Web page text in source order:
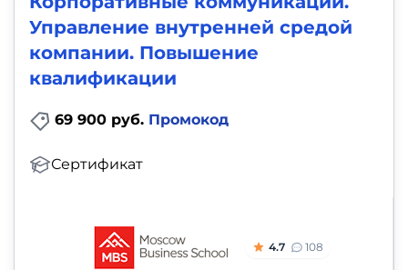
Управление внутренней средой
компании. Повышение
квалификации
69 900 руб. Промокод
Сертификат
4.7 108